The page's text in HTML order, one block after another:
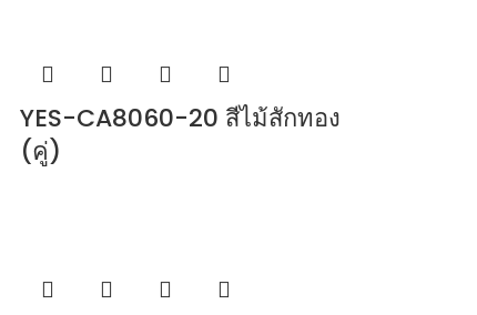
YES-CA8060-20 สีไม้สักทอง
(คู่)